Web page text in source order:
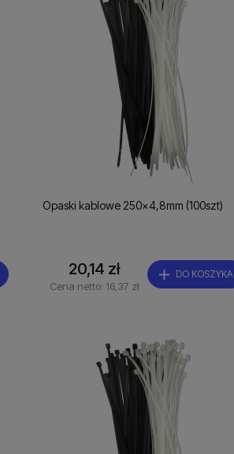
Opaski kablowe 250x4,8mm (100szt)
20,14 zł
Cena netto: 16,37 zł
DO KOSZYKA